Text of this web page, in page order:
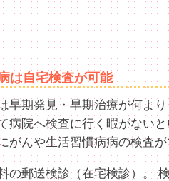
は自宅検査が可能
早期発見・早期治療が何よ
病院へ検査に行く暇がない
がんや生活習慣病病の検査
の郵送検診（在宅検診）。